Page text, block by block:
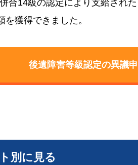
合14級の認定により支給され
獲得できました。
後遺障害等級認定の異議
別に見る